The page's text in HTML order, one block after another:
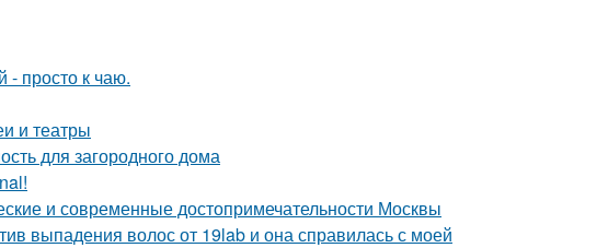
- просто к чаю.
и театры
для загородного дома
и современные достопримечательности Москвы
выпадения волос от 19lab и она справилась с моей